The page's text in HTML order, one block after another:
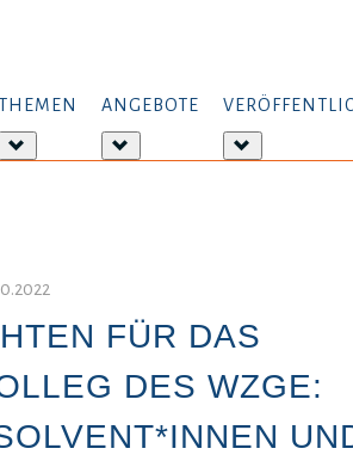
Informationen:
ANGEBOTE
Informationen:
Informationen:
FÜR DAS
DES WZGE: